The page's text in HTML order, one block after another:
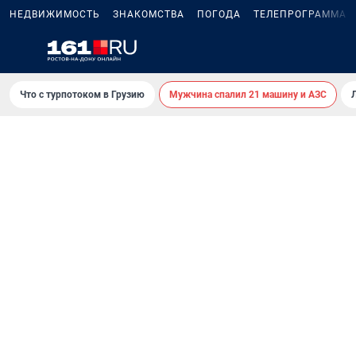
НЕДВИЖИМОСТЬ ЗНАКОМСТВА ПОГОДА ТЕЛЕПРОГРАММА
Что с турпотоком в Грузию Мужчина спалил 21 машину и АЗС